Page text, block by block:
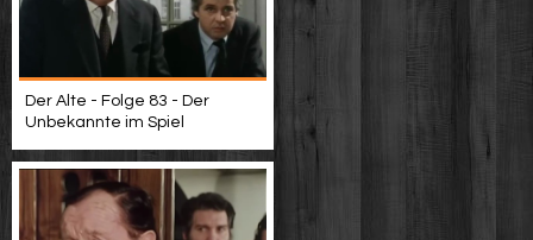
Der Alte - Folge 83 - Der
Unbekannte im Spiel